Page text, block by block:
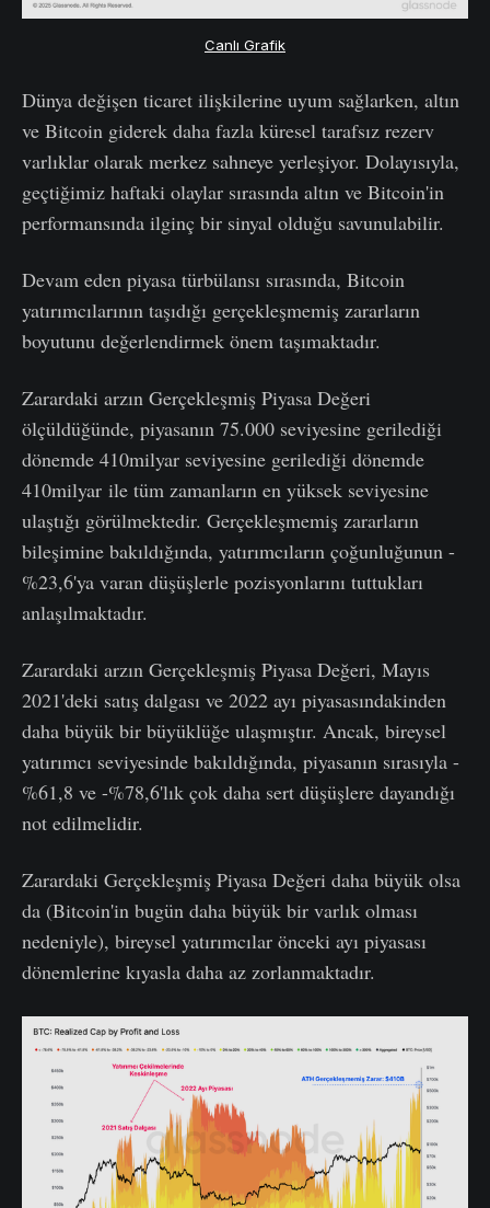
Canlı Grafik
Dünya değişen ticaret ilişkilerine uyum sağlarken, altın
ve Bitcoin giderek daha fazla küresel tarafsız rezerv
varlıklar olarak merkez sahneye yerleşiyor. Dolayısıyla,
geçtiğimiz haftaki olaylar sırasında altın ve Bitcoin'in
performansında ilginç bir sinyal olduğu savunulabilir.
Devam eden piyasa türbülansı sırasında, Bitcoin
yatırımcılarının taşıdığı gerçekleşmemiş zararların
boyutunu değerlendirmek önem taşımaktadır.
Zarardaki arzın Gerçekleşmiş Piyasa Değeri
ölçüldüğünde, piyasanın 75.000 seviyesine gerilediği
dönemde 410milyar seviyesine gerilediği dönemde
410milyar ile tüm zamanların en yüksek seviyesine
ulaştığı görülmektedir. Gerçekleşmemiş zararların
bileşimine bakıldığında, yatırımcıların çoğunluğunun -
%23,6'ya varan düşüşlerle pozisyonlarını tuttukları
anlaşılmaktadır.
Zarardaki arzın Gerçekleşmiş Piyasa Değeri, Mayıs
2021'deki satış dalgası ve 2022 ayı piyasasındakinden
daha büyük bir büyüklüğe ulaşmıştır. Ancak, bireysel
yatırımcı seviyesinde bakıldığında, piyasanın sırasıyla -
%61,8 ve -%78,6'lık çok daha sert düşüşlere dayandığı
not edilmelidir.
Zarardaki Gerçekleşmiş Piyasa Değeri daha büyük olsa
da (Bitcoin'in bugün daha büyük bir varlık olması
nedeniyle), bireysel yatırımcılar önceki ayı piyasası
dönemlerine kıyasla daha az zorlanmaktadır.